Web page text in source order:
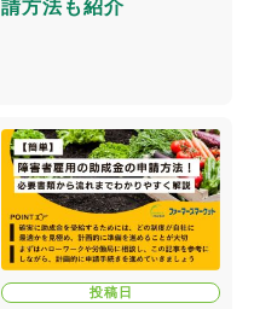
請方法も紹介
投稿日